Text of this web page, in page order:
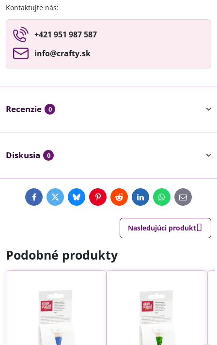
Kontaktujte nás:
+421 951 987 587
info​@crafty​.sk
Recenzie 0
Diskusia 0
FacebookTwitterBlueskyPinterestRedditLinkedInWhatsApp
E-
mail
Nasledujúci produkt
Podobné produkty